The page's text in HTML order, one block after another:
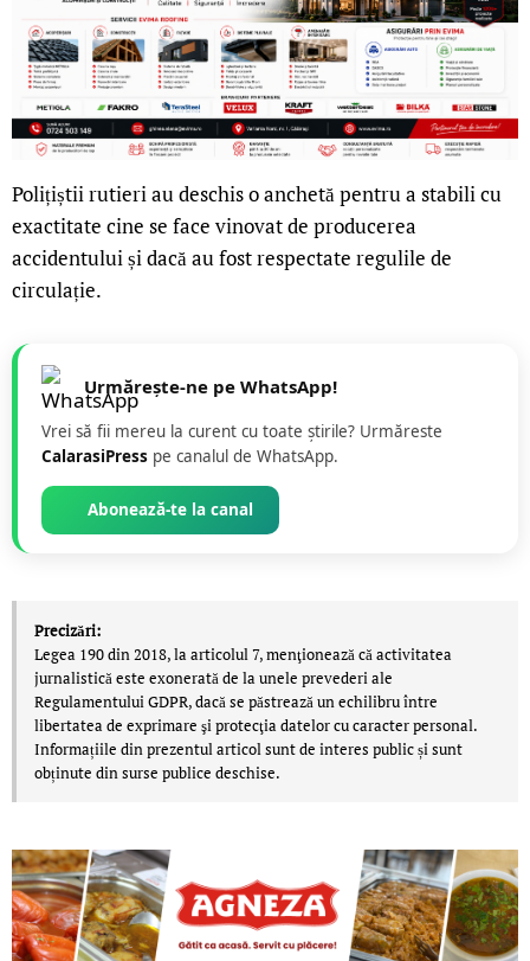
Polițiștii rutieri au deschis o anchetă pentru a stabili cu
exactitate cine se face vinovat de producerea
accidentului și dacă au fost respectate regulile de
circulație.
Urmărește-ne pe WhatsApp!
Vrei să fii mereu la curent cu toate știrile? Urmăreste
CalarasiPress pe canalul de WhatsApp.
Abonează-te la canal
Precizări:
Legea 190 din 2018, la articolul 7, menţionează că activitatea
jurnalistică este exonerată de la unele prevederi ale
Regulamentului GDPR, dacă se păstrează un echilibru între
libertatea de exprimare şi protecţia datelor cu caracter personal.
Informațiile din prezentul articol sunt de interes public și sunt
obținute din surse publice deschise.